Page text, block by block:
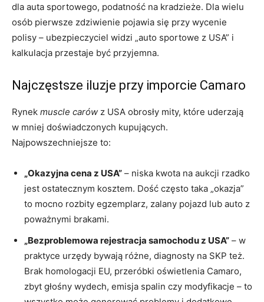
dla auta sportowego, podatność na kradzieże. Dla wielu
osób pierwsze zdziwienie pojawia się przy wycenie
polisy – ubezpieczyciel widzi „auto sportowe z USA” i
kalkulacja przestaje być przyjemna.
Najczęstsze iluzje przy imporcie Camaro
Rynek muscle carów z USA obrosły mity, które uderzają
w mniej doświadczonych kupujących.
Najpowszechniejsze to:
„Okazyjna cena z USA” – niska kwota na aukcji rzadko
jest ostatecznym kosztem. Dość często taka „okazja”
to mocno rozbity egzemplarz, zalany pojazd lub auto z
poważnymi brakami.
„Bezproblemowa rejestracja samochodu z USA” – w
praktyce urzędy bywają różne, diagnosty na SKP też.
Brak homologacji EU, przeróbki oświetlenia Camaro,
zbyt głośny wydech, emisja spalin czy modyfikacje – to